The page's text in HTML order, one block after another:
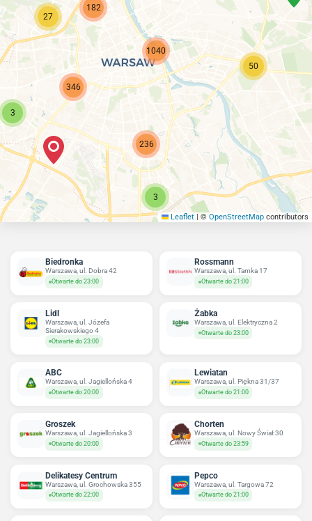
50
1040
182
236
346
27
3
3
Leaflet | © OpenStreetMap contributors
Biedronka
Warszawa, ul. Dobra 42
Otwarte do 23:00
Rossmann
Warszawa, ul. Tamka 17
Otwarte do 21:00
Lidl
Warszawa, ul. Józefa
Sierakowskiego 4
Otwarte do 23:00
Żabka
Warszawa, ul. Elektryczna 2
Otwarte do 23:00
ABC
Warszawa, ul. Jagiellońska 4
Otwarte do 20:00
Lewiatan
Warszawa, ul. Piękna 31/37
Otwarte do 21:00
Groszek
Warszawa, ul. Jagiellońska 3
Otwarte do 20:00
Chorten
Warszawa, ul. Nowy Świat 30
Otwarte do 23:59
Delikatesy Centrum
Warszawa, ul. Grochowska 355
Otwarte do 22:00
Pepco
Warszawa, ul. Targowa 72
Otwarte do 21:00